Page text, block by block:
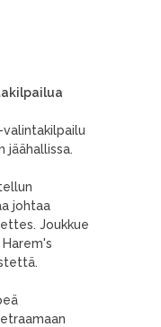
jäähallissa.
johtaa
Joukkue